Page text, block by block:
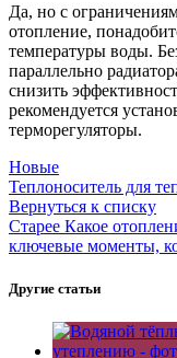
Да, но с
отопление,
температуры воды.
параллельно
снизить
рекомендуется
терморегуляторы.
Новые
Теплоноситель для
Вернуться к списку
Старее Какое
ключевые моменты,
Другие статьи